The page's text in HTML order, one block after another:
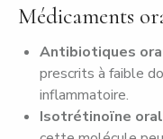
Médicaments
Antibiotiques
prescrits à faible
inflammatoire.
Isotrétinoïne